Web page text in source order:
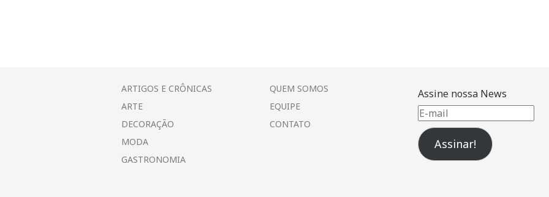
ARTIGOS E CRÔNICAS
ARTE
DECORAÇÃO
MODA
GASTRONOMIA
QUEM SOMOS
EQUIPE
CONTATO
Assine nossa News
E-
mail
Assinar!